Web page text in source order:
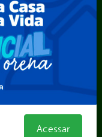
e Audiovisual
e Turismo
Energia Elétrica
– SAD
e Recursos Hídricos –
Familiar – SEMAF
– SEST
– SEMEL
Acessar